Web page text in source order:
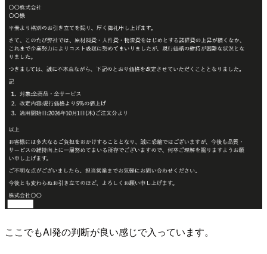
ここでもAI発の判断が良い感じで入っています。